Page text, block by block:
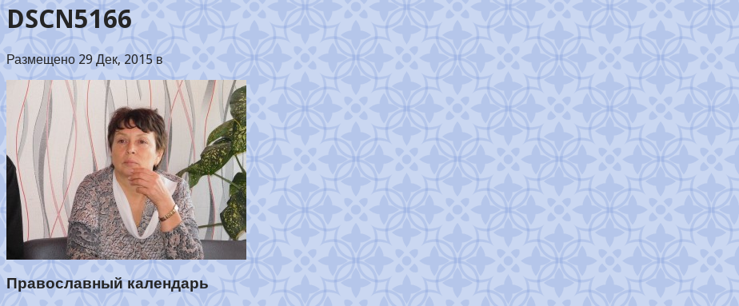
DSCN5166
Размещено 29 Дек, 2015 в
Православный календарь